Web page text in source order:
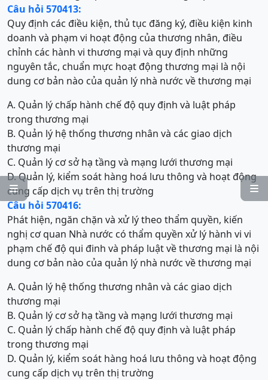


Câu hỏi 570413:
Quy định các điều kiện, thủ tục đăng ký, điều kiện kinh
doanh và phạm vi hoạt động của thương nhân, điều
chỉnh các hành vi thương mại và quy định những
nguyên tắc, chuẩn mực hoạt động thương mại là nội
dung cơ bản nào của quản lý nhà nước về thương mại
A. Quản lý chấp hành chế độ quy định và luật pháp
trong thương mại
B. Quản lý hệ thống thương nhân và các giao dịch
thương mại
C. Quản lý cơ sở hạ tầng và mạng lưới thương mại
D. Quản lý, kiểm soát hàng hoá lưu thông và hoạt động
cung cấp dịch vụ trên thị trường
Câu hỏi 570416:
Phát hiện, ngăn chặn và xử lý theo thẩm quyền, kiến
nghị cơ quan Nhà nước có thẩm quyền xử lý hành vi vi
phạm chế độ qui đinh và pháp luật về thương mại là nội
dung cơ bản nào của quản lý nhà nước về thương mại
A. Quản lý hệ thống thương nhân và các giao dịch
thương mại
B. Quản lý cơ sở hạ tầng và mạng lưới thương mại
C. Quản lý chấp hành chế độ quy định và luật pháp
trong thương mại
D. Quản lý, kiểm soát hàng hoá lưu thông và hoạt động
cung cấp dịch vụ trên thị trường